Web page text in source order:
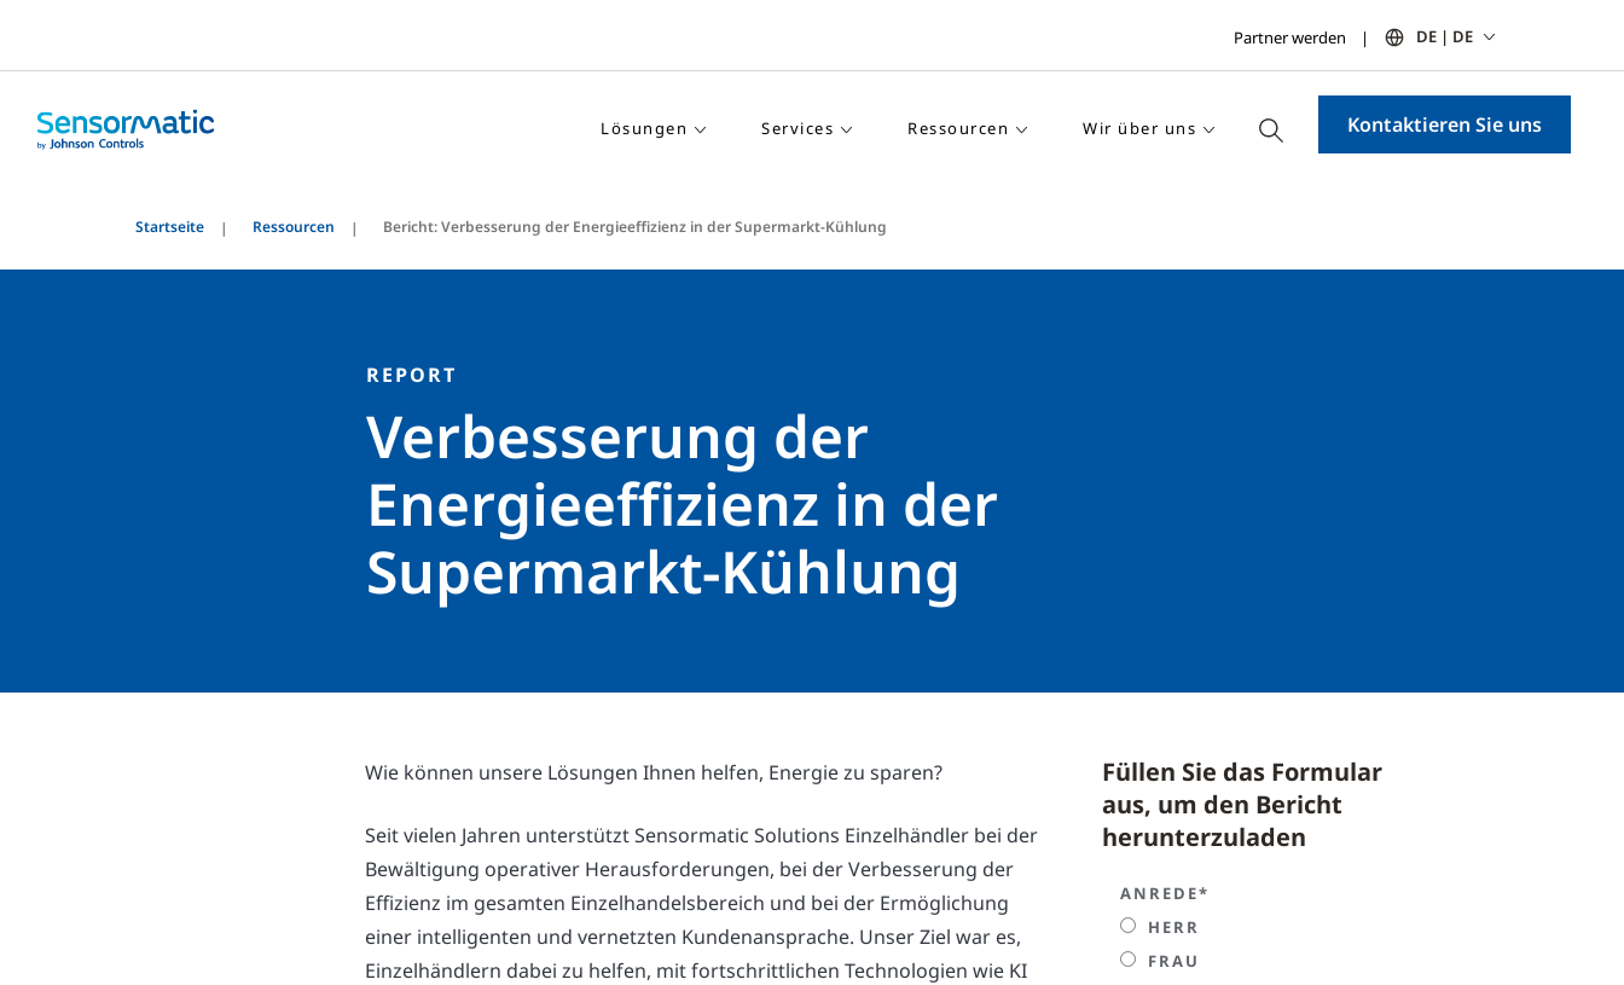
Partner werden DE | DE
Lösungen Services Ressourcen Wir über uns Kontaktieren Sie uns
Startseite Ressourcen Bericht: Verbesserung der Energieeffizienz in der Supermarkt-Kühlung
REPORT
Verbesserung der
Energieeffizienz in der
Supermarkt-Kühlung
Wie können unsere Lösungen Ihnen helfen, Energie zu sparen?
Seit vielen Jahren unterstützt Sensormatic Solutions Einzelhändler bei der
Bewältigung operativer Herausforderungen, bei der Verbesserung der
Effizienz im gesamten Einzelhandelsbereich und bei der Ermöglichung
einer intelligenten und vernetzten Kundenansprache. Unser Ziel war es,
Einzelhändlern dabei zu helfen, mit fortschrittlichen Technologien wie KI
Füllen Sie das Formular
aus, um den Bericht
herunterzuladen
ANREDE*
HERR
FRAU